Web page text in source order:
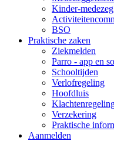
Kinder-
BSO
Praktische zaken
Ziekmelden
Parro - app en
Schooltijden
Verlofregeling
Hoofdluis
Verzekering
Praktische
Aanmelden